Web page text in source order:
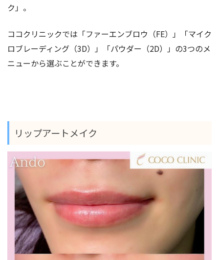
ク」。
ココクリニックでは「ファーエンブロウ（FE）」「マイク
ロブレーディング（3D）」「パウダー（2D）」の3つのメ
ニューから選ぶことができます。
リップアートメイク